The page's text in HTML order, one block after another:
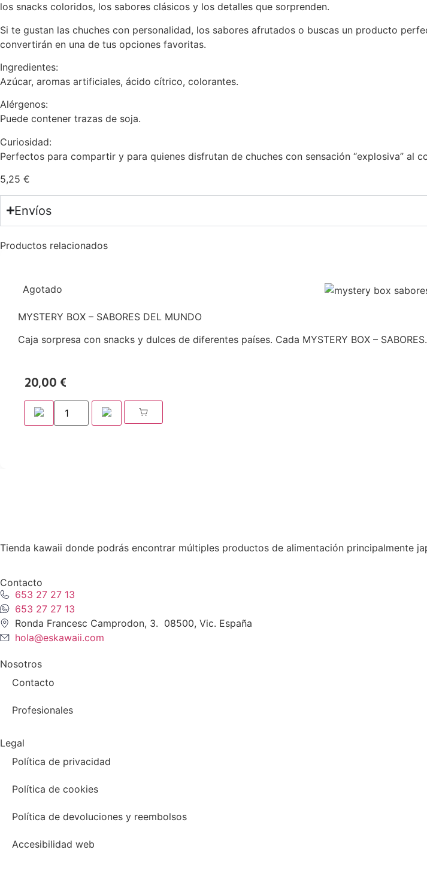
los snacks coloridos, los sabores clásicos y los detalles que sorprenden.
Si te gustan las chuches con personalidad, los sabores afrutados o buscas un producto
convertirán en una de tus opciones favoritas.
Ingredientes:
Azúcar, aromas artificiales, ácido cítrico, colorantes.
Alérgenos:
Puede contener trazas de soja.
Curiosidad:
Perfectos para compartir y para quienes disfrutan de chuches con sensación “explosiva” al
5,25 €
Envíos
Productos relacionados
Agotado
MYSTERY BOX – SABORES DEL MUNDO
Caja sorpresa con snacks y dulces de diferentes países. Cada MYSTERY BOX –
20,00 €
Tienda kawaii donde podrás encontrar múltiples productos de alimentación principalmente
Contacto
653 27 27 13
653 27 27 13
Ronda Francesc Camprodon, 3. 08500, Vic. España
hola@eskawaii.com
Nosotros
Contacto
Profesionales
Legal
Política de privacidad
Política de cookies
Política de devoluciones y reembolsos
Accesibilidad web